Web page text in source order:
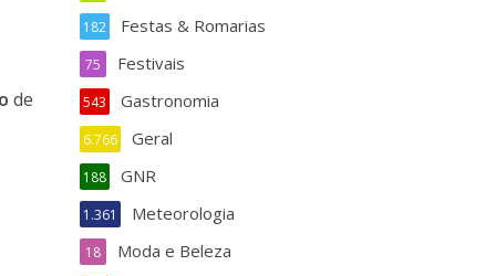
de
Festas & Romarias
182
Festivais
75
Gastronomia
543
Geral
6.766
GNR
188
Meteorologia
1.361
Moda e Beleza
18